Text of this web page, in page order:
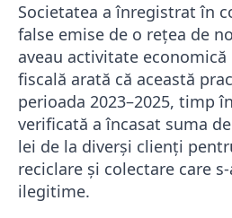
Societatea a înregistrat în
false emise de o rețea de
aveau activitate economică
fiscală arată că această
perioada 2023–2025, timp
verificată a încasat suma
lei de la diverși clienți
reciclare și colectare care
ilegitime.